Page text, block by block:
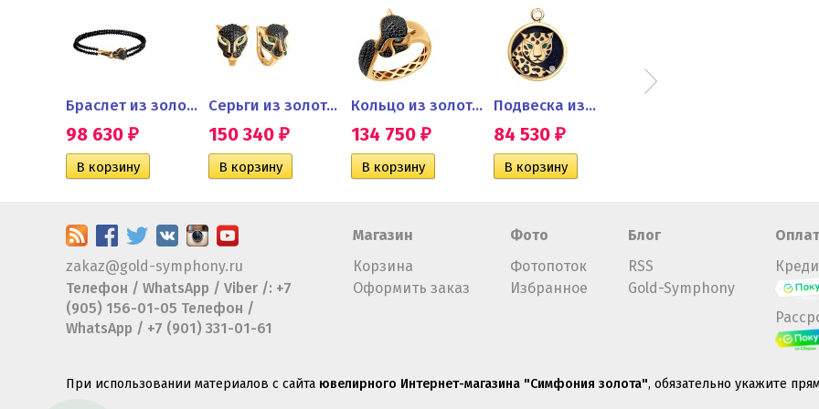
Браслет из золота с черными...
98 630 ₽
Серьги из золота с черными...
150 340 ₽
Кольцо из золота с...
134 750 ₽
Подвеска из...
84 530 ₽
zakaz@gold-symphony.ru
Телефон / WhatsApp / Viber /: +7
(905) 156-01-05 Телефон /
WhatsApp / +7 (901) 331-01-61
Магазин
Корзина
Оформить заказ
Фото
Фотопоток
Избранное
Блог
RSS
Gold-Symphony
При использовании материалов с сайта ювелирного Интернет-магазина "Симфония золота", обязательно укажите